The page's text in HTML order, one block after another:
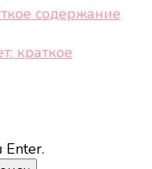
содержание
краткое
а также трендах,
стиле, отдыхе и